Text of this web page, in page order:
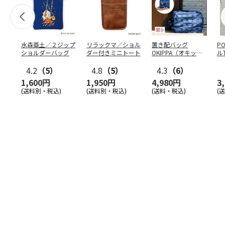
水森亜土／２ジップ
ショルダーバッグ
4.2 （5）
1,600円
(送料別・税込)
リラックマ／ショル
ダー付きミニトート
4.8 （5）
1,950円
(送料別・税込)
置き配バッグ
OKIPPA（オキッ
4.3 （6）
4,980円
(送料・税込) (